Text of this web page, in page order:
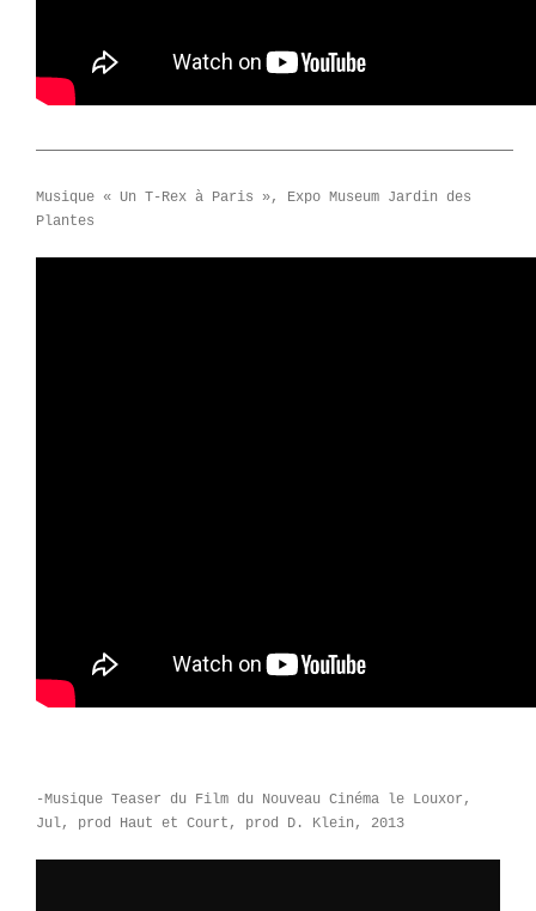
Musique « Un T-Rex à Paris », Expo Museum Jardin des
Plantes
-Musique Teaser du Film du Nouveau Cinéma le Louxor,
Jul, prod Haut et Court, prod D. Klein, 2013